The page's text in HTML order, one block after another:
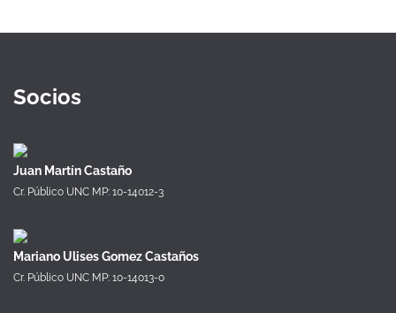
Socios
Juan Martín Castaño
Cr. Público UNC MP: 10-14012-3
Mariano Ulises Gomez Castaños
Cr. Público UNC MP: 10-14013-0